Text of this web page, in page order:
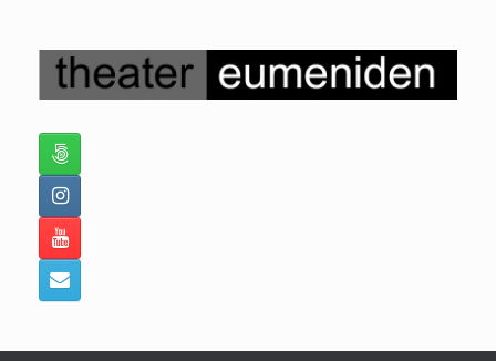
springen